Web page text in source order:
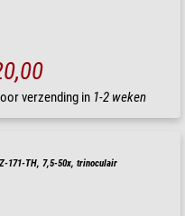
verzending in 1-2 weken
171-TH, 7,5-50x, trinoculair